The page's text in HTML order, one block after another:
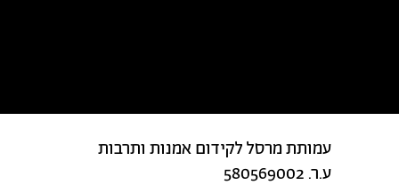
עמותת מרסל לקידום אמנות ותרבות
ע.ר. 580569002